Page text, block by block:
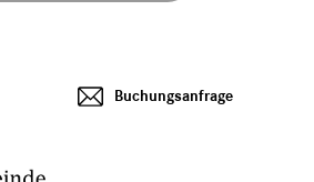
Buchungsanfrage